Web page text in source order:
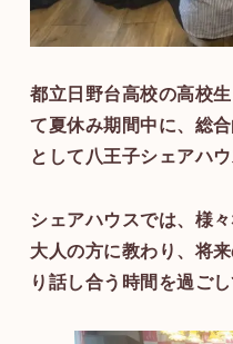
都立日野台高校の高校
て夏休み期間中に、総
として八王子シェアハ
シェアハウスでは、様
大人の方に教わり、将
り話し合う時間を過ご